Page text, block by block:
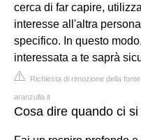
cerca di far capire,
interesse all'altra
specifico. In questo
interessata a te saprà
Richiesta di rimozione della fonte
aranzulla.it
Cosa dire quando ci